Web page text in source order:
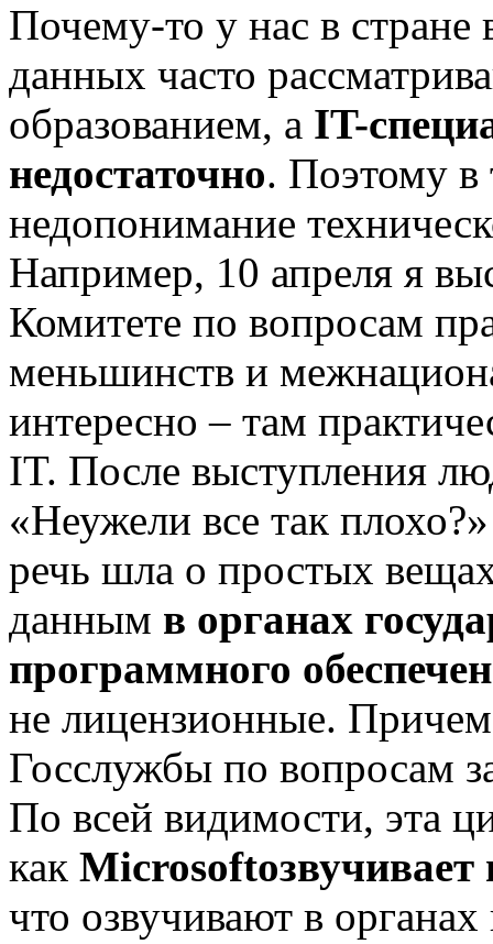
Почему-то у нас в
данных часто
образованием, а IT-
недостаточно. Поэтому в
недопонимание
Например, 10 апреля я
Комитете по вопросам
меньшинств и
интересно – там
IT. После выступления
«Неужели все так
речь шла о простых
данным в органах
программного
не лицензионные.
Госслужбы по вопросам
По всей видимости, эта
как Microsoft
что озвучивают в